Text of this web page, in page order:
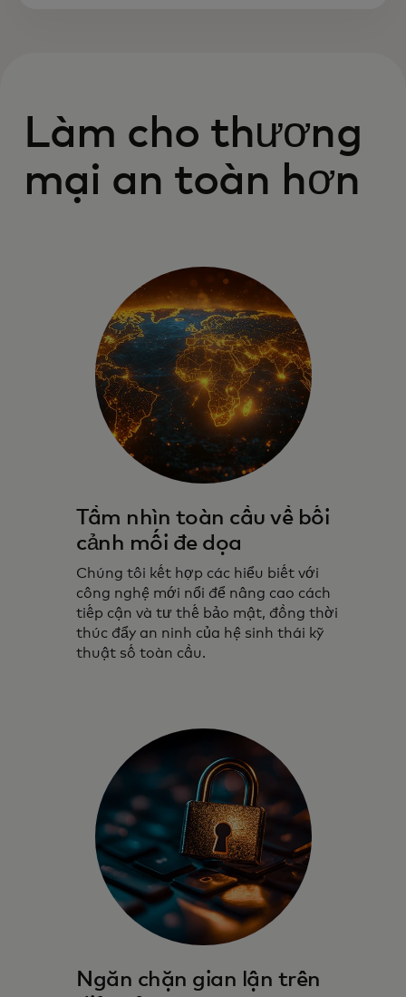
Làm cho thương
mại an toàn hơn
Tầm nhìn toàn cầu về bối
cảnh mối đe dọa
Chúng tôi kết hợp các hiểu biết với
công nghệ mới nổi để nâng cao cách
tiếp cận và tư thế bảo mật, đồng thời
thúc đẩy an ninh của hệ sinh thái kỹ
thuật số toàn cầu.
Ngăn chặn gian lận trên